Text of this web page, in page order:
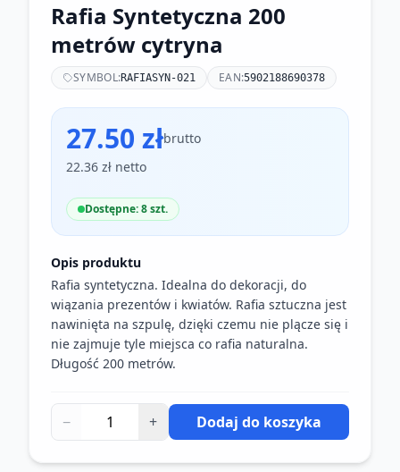
Rafia Syntetyczna 200
metrów cytryna
SYMBOL:RAFIASYN-021 EAN:5902188690378
27.50 złbrutto
22.36 zł netto
Dostępne: 8 szt.
Opis produktu
Rafia syntetyczna. Idealna do dekoracji, do
wiązania prezentów i kwiatów. Rafia sztuczna jest
nawinięta na szpulę, dzięki czemu nie plącze się i
nie zajmuje tyle miejsca co rafia naturalna.
Długość 200 metrów.
− + Dodaj do koszyka